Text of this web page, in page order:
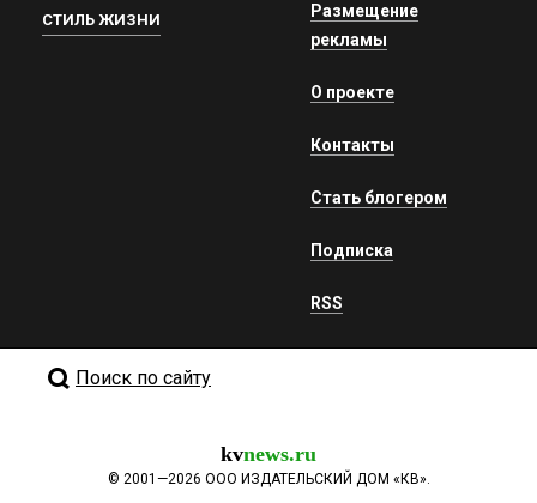
СТИЛЬ ЖИЗНИ
Размещение
рекламы
О проекте
Контакты
Стать блогером
Подписка
RSS
Поиск по сайту
kvnews.ru
© 2001—2026 ООО ИЗДАТЕЛЬСКИЙ ДОМ «КВ».